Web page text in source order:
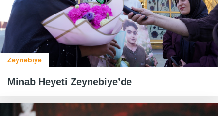
Zeynebiye
Minab Heyeti Zeynebiye’de